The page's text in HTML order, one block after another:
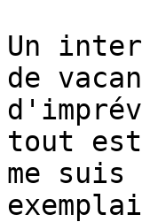
Un
de
tout
me